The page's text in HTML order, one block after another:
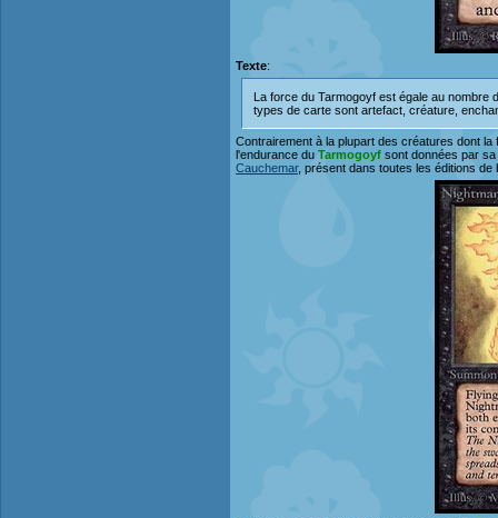
Texte:
La force du Tarmogoyf est égale au
types de carte sont artefact, créature,
Contrairement à la plupart des créatures dont
l'endurance du Tarmogoyf sont données par
Cauchemar, présent dans toutes les éditions de